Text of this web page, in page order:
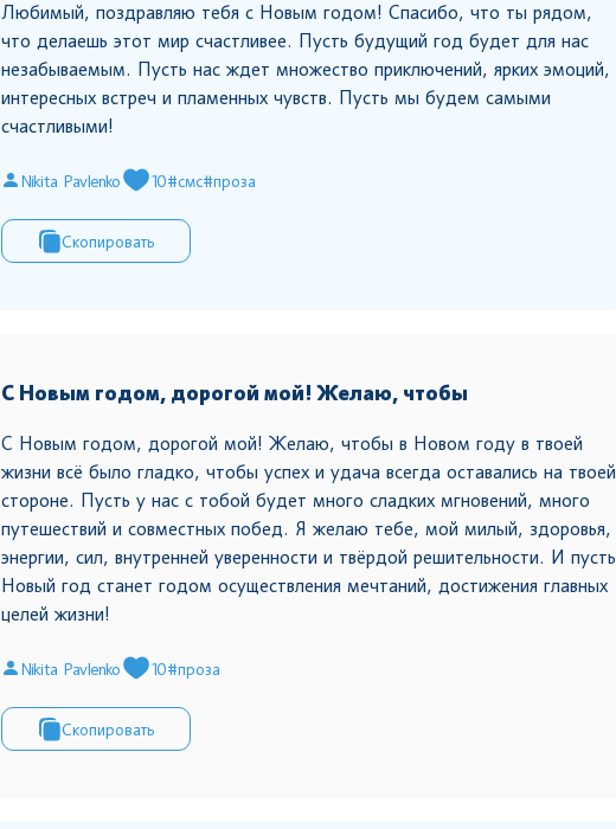
Любимый, поздравляю тебя с Новым годом! Спасибо, что ты рядом,
что делаешь этот мир счастливее. Пусть будущий год будет для нас
незабываемым. Пусть нас ждет множество приключений, ярких эмоций,
интересных встреч и пламенных чувств. Пусть мы будем самыми
счастливыми!
Nikita Pavlenko 10#смс#проза
Скопировать
С Новым годом, дорогой мой! Желаю, чтобы
С Новым годом, дорогой мой! Желаю, чтобы в Новом году в твоей
жизни всё было гладко, чтобы успех и удача всегда оставались на твоей
стороне. Пусть у нас с тобой будет много сладких мгновений, много
путешествий и совместных побед. Я желаю тебе, мой милый, здоровья,
энергии, сил, внутренней уверенности и твёрдой решительности. И пусть
Новый год станет годом осуществления мечтаний, достижения главных
целей жизни!
Nikita Pavlenko 10#проза
Скопировать